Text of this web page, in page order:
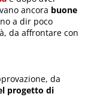
ancora buone
a dir poco
da affrontare con
da
progetto di